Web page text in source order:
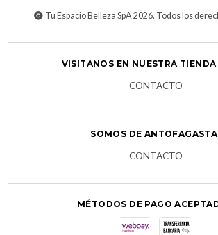
Tu Espacio Belleza SpA 2026. Todos los
VISITANOS EN NUESTRA TIENDA
CONTACTO
SOMOS DE
CONTACTO
MÉTODOS DE PAGO